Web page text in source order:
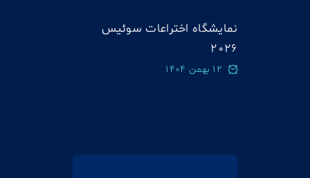
نمایشگاه اختراعات سوئيس
2026
12 بهمن 1404